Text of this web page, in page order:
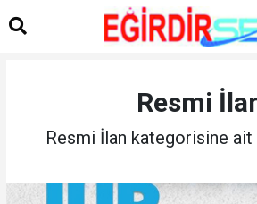
Resmi
Resmi İlan kategorisine